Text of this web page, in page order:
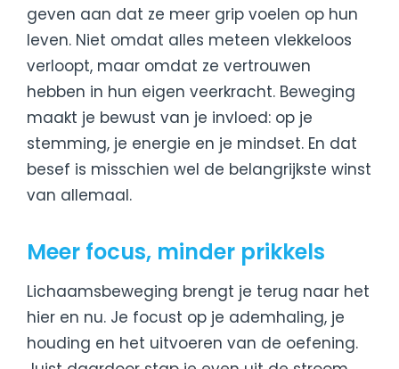
geven aan dat ze meer grip voelen op hun
leven. Niet omdat alles meteen vlekkeloos
verloopt, maar omdat ze vertrouwen
hebben in hun eigen veerkracht. Beweging
maakt je bewust van je invloed: op je
stemming, je energie en je mindset. En dat
besef is misschien wel de belangrijkste winst
van allemaal.
Meer focus, minder prikkels
Lichaamsbeweging brengt je terug naar het
hier en nu. Je focust op je ademhaling, je
houding en het uitvoeren van de oefening.